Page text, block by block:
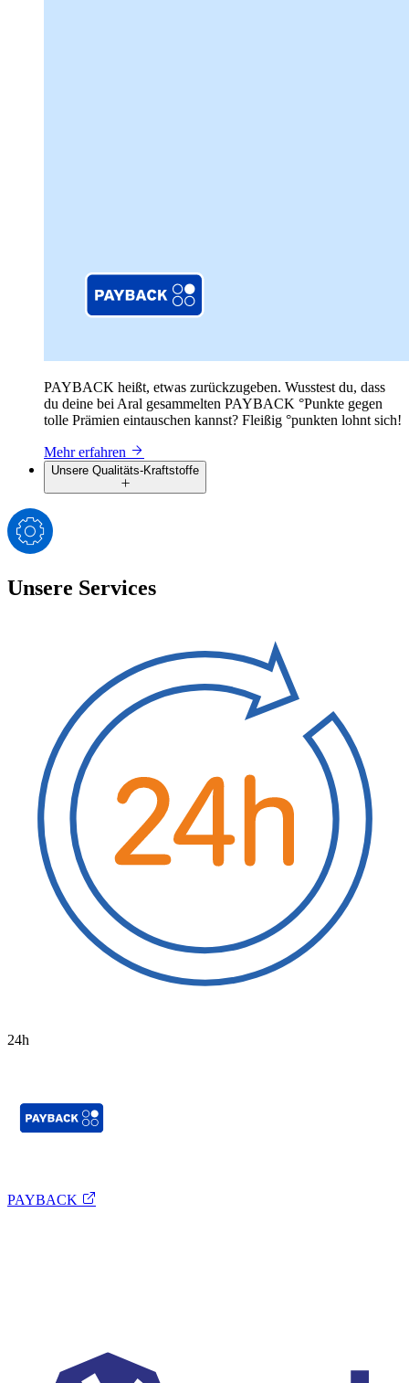
PAYBACK heißt, etwas zurückzugeben. Wusstest du, dass
du deine bei Aral gesammelten PAYBACK °Punkte gegen
tolle Prämien eintauschen kannst? Fleißig °punkten lohnt sich!
Mehr erfahren
Unsere Qualitäts-Kraftstoffe
Unsere Services
24h
PAYBACK